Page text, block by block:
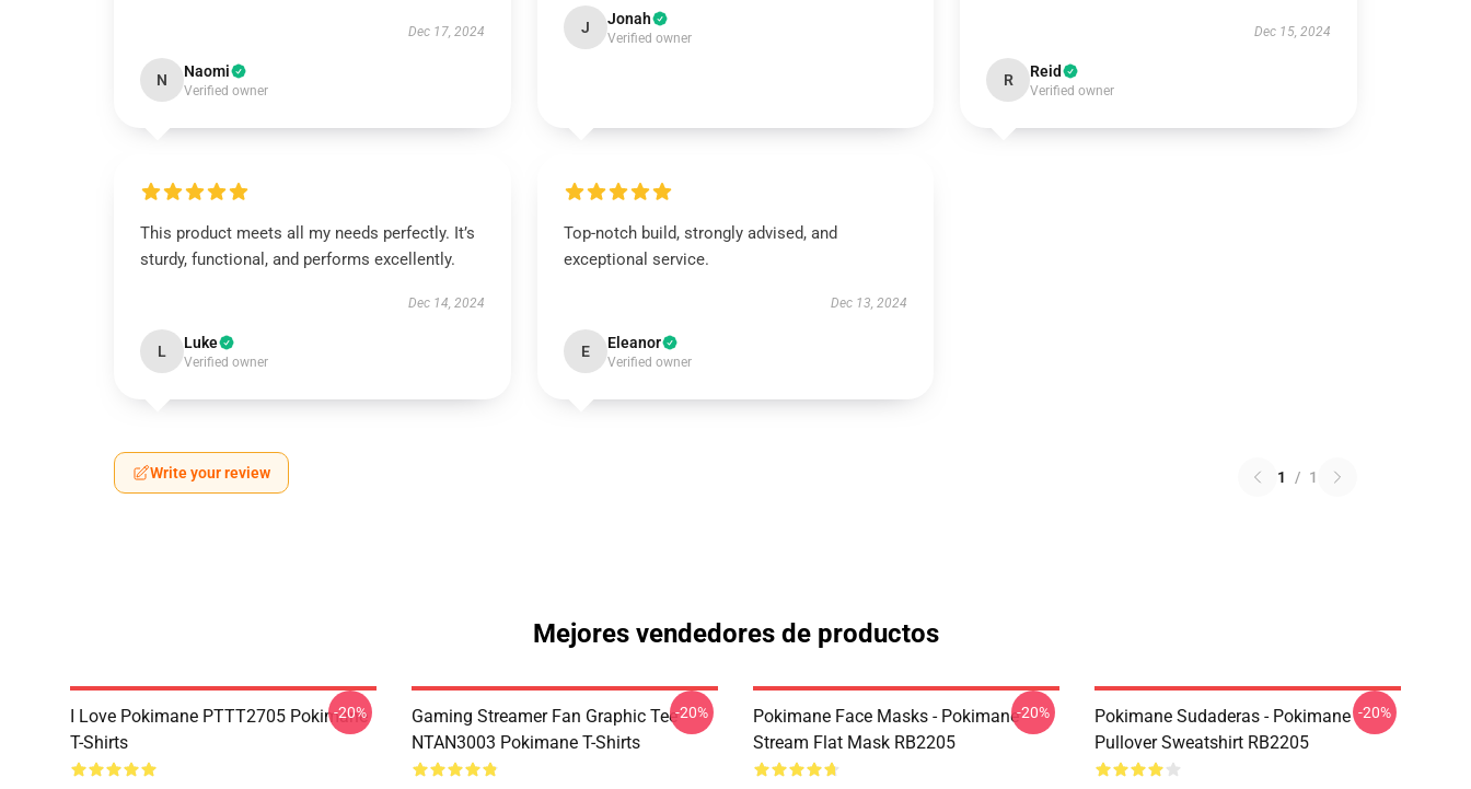
Dec 17, 2024
N Naomi
Verified owner
J Jonah
Verified owner Dec 15, 2024
R Reid
Verified owner
This product meets all my needs perfectly. It’s
sturdy, functional, and performs excellently.
Dec 14, 2024
L Luke
Verified owner
Top-notch build, strongly advised, and
exceptional service.
Dec 13, 2024
E Eleanor
Verified owner
Write your review 1 / 1
Mejores vendedores de productos
I Love Pokimane PTTT2705 Pokimane
T-Shirts
-20%
Gaming Streamer Fan Graphic Tee
NTAN3003 Pokimane T-Shirts
-20%
Pokimane Face Masks - Pokimane
Stream Flat Mask RB2205
-20%
Pokimane Sudaderas - Pokimane
Pullover Sweatshirt RB2205
-20%